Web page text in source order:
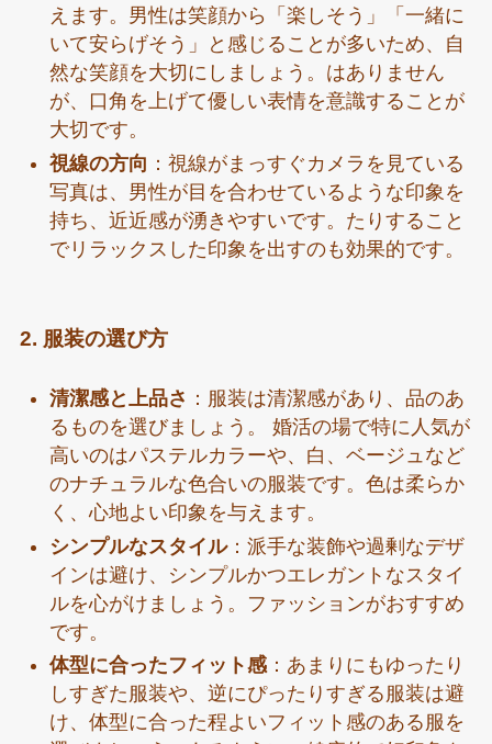
えます。男性は笑顔から「楽しそう」「一緒に
いて安らげそう」と感じることが多いため、自
然な笑顔を大切にしましょう。はありません
が、口角を上げて優しい表情を意識することが
大切です。
視線の方向 ：視線がまっすぐカメラを見ている
写真は、男性が目を合わせているような印象を
持ち、近近感が湧きやすいです。たりすること
でリラックスした印象を出すのも効果的です。
2. 服装の選び方
清潔感と上品さ ：服装は清潔感があり、品のあ
るものを選びましょう。 婚活の場で特に人気が
高いのはパステルカラーや、白、ベージュなど
のナチュラルな色合いの服装です。色は柔らか
く、心地よい印象を与えます。
シンプルなスタイル：派手な装飾や過剰なデザ
インは避け、シンプルかつエレガントなスタイ
ルを心がけましょう。ファッションがおすすめ
です。
体型に合ったフィット感：あまりにもゆったり
しすぎた服装や、逆にぴったりすぎる服装は避
け、体型に合った程よいフィット感のある服を